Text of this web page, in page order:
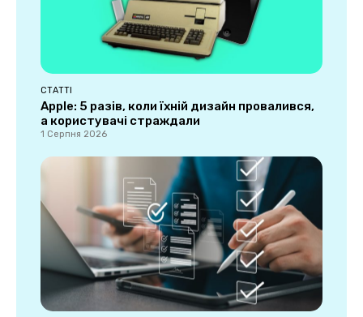
СТАТТІ
Apple: 5 разів, коли їхній дизайн провалився,
а користувачі страждали
1 Серпня 2026